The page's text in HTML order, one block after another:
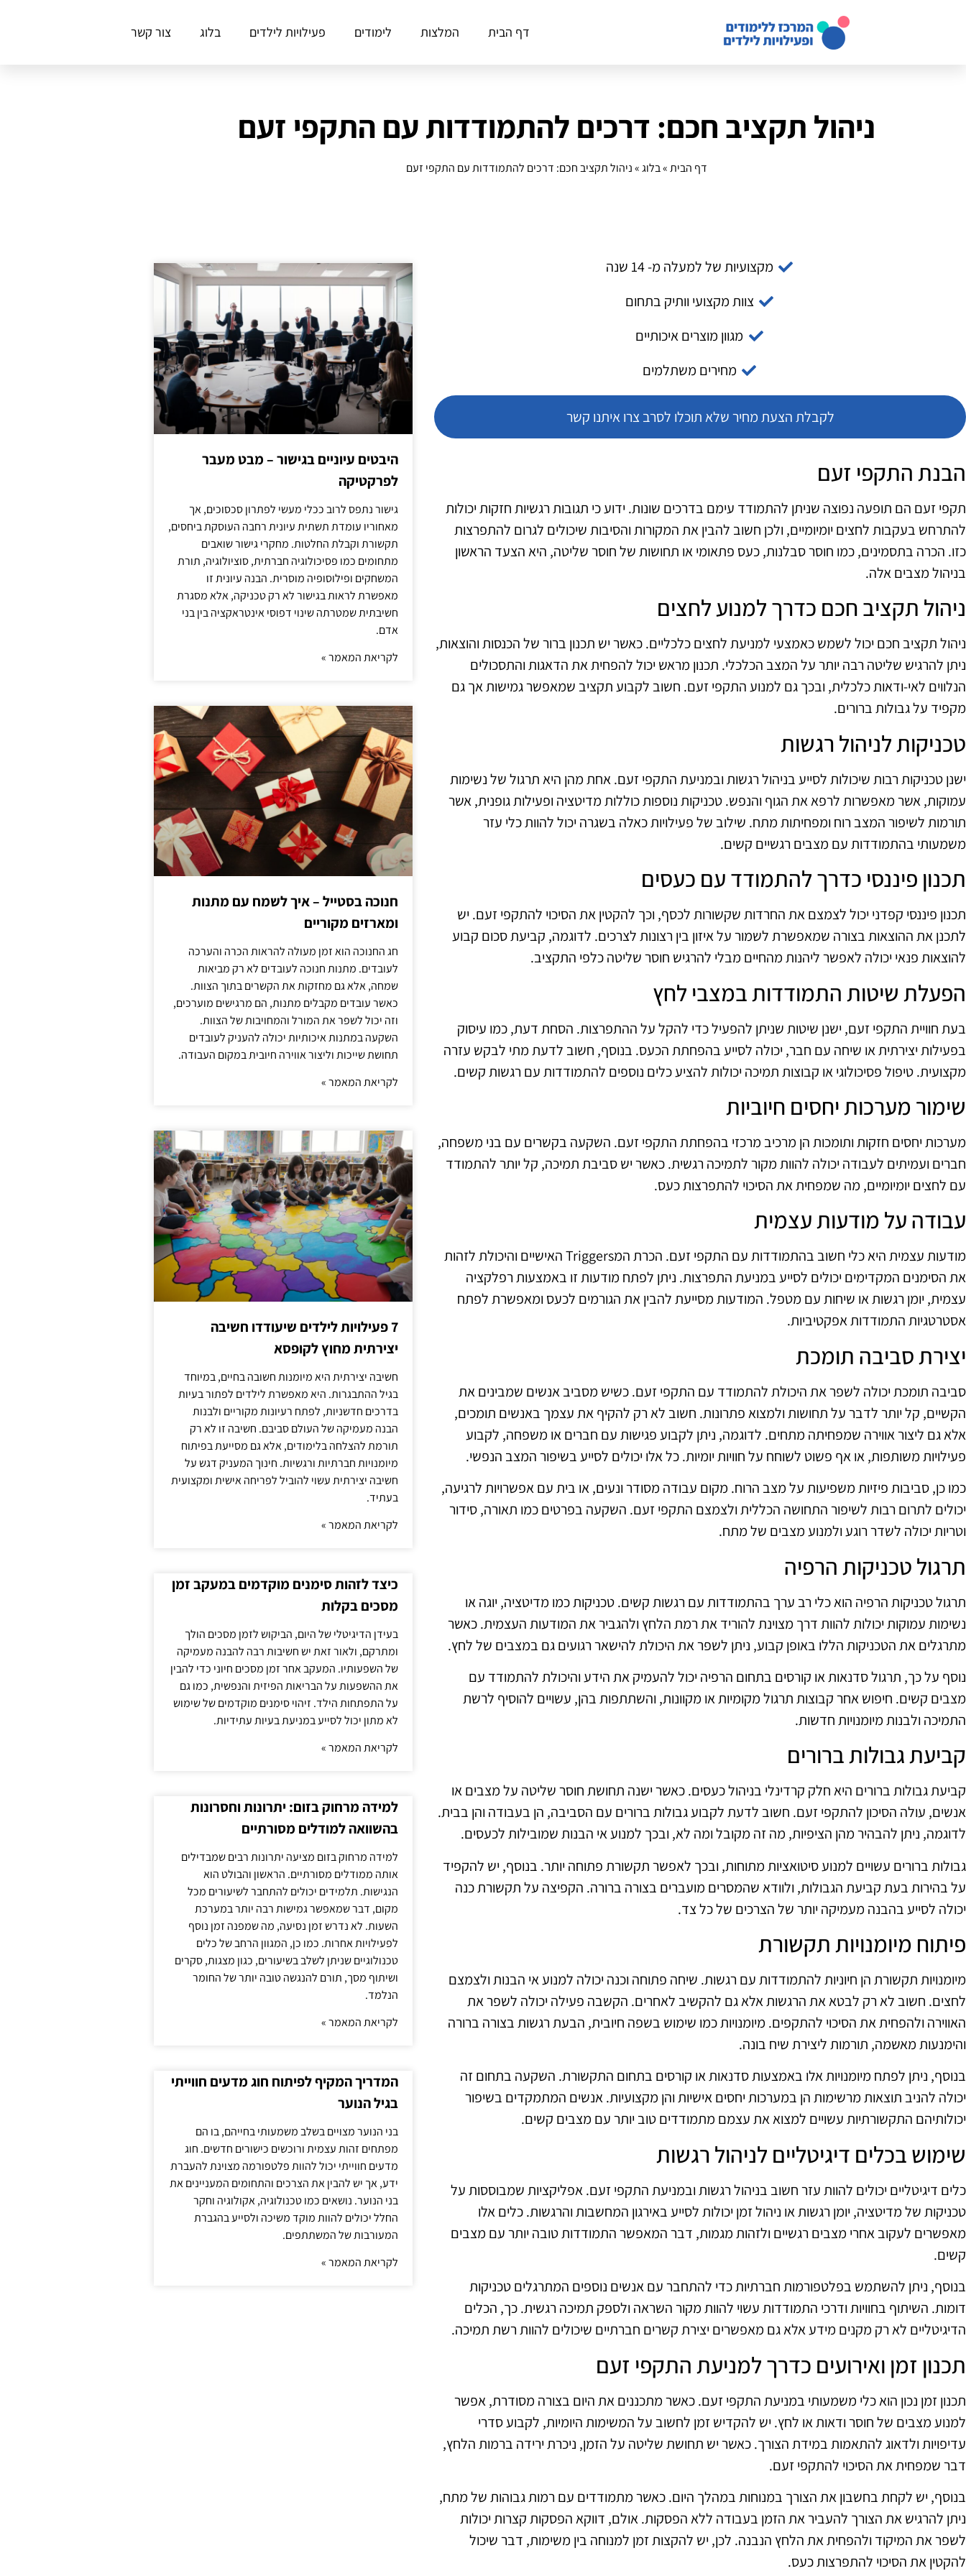
דף הבית המלצות לימודים פעילויות לילדים בלוג צור קשר
ניהול תקציב חכם: דרכים להתמודדות עם התקפי זעם
דף הבית»בלוג»ניהול תקציב חכם: דרכים להתמודדות עם התקפי זעם
מקצועיות של למעלה מ- 14 שנה
צוות מקצועי וותיק בתחום
מגוון מוצרים איכותיים
מחירים משתלמים
לקבלת הצעת מחיר שלא תוכלו לסרב צרו איתנו קשר
הבנת התקפי זעם
תקפי זעם הם תופעה נפוצה שניתן להתמודד עימם בדרכים שונות. ידוע כי תגובות רגשיות חזקות יכולות
להתרחש בעקבות לחצים יומיומיים, ולכן חשוב להבין את המקורות והסיבות שיכולים לגרום להתפרצות
כזו. הכרה בתסמינים, כמו חוסר סבלנות, כעס פתאומי או תחושות של חוסר שליטה, היא הצעד הראשון
בניהול מצבים אלה.
ניהול תקציב חכם כדרך למנוע לחצים
ניהול תקציב חכם יכול לשמש כאמצעי למניעת לחצים כלכליים. כאשר יש תכנון ברור של הכנסות והוצאות,
ניתן להרגיש שליטה רבה יותר על המצב הכלכלי. תכנון מראש יכול להפחית את הדאגות והתסכולים
הנלווים לאי-ודאות כלכלית, ובכך גם למנוע התקפי זעם. חשוב לקבוע תקציב שמאפשר גמישות אך גם
מקפיד על גבולות ברורים.
טכניקות לניהול רגשות
ישנן טכניקות רבות שיכולות לסייע בניהול רגשות ובמניעת התקפי זעם. אחת מהן היא תרגול של נשימות
עמוקות, אשר מאפשרות לרפא את הגוף והנפש. טכניקות נוספות כוללות מדיטציה ופעילות גופנית, אשר
תורמות לשיפור המצב רוח ומפחיתות מתח. שילוב של פעילויות כאלה בשגרה יכול להוות כלי עזר
משמעותי בהתמודדות עם מצבים רגשיים קשים.
תכנון פיננסי כדרך להתמודד עם כעסים
תכנון פיננסי קפדני יכול לצמצם את החרדות שקשורות לכסף, וכך להקטין את הסיכוי להתקפי זעם. יש
לתכנן את ההוצאות בצורה שמאפשרת לשמור על איזון בין רצונות לצרכים. לדוגמה, קביעת סכום קבוע
להוצאות פנאי יכולה לאפשר ליהנות מהחיים מבלי להרגיש חוסר שליטה כלפי התקציב.
הפעלת שיטות התמודדות במצבי לחץ
בעת חוויית התקפי זעם, ישנן שיטות שניתן להפעיל כדי להקל על ההתפרצות. הסחת דעת, כמו עיסוק
בפעילות יצירתית או שיחה עם חבר, יכולה לסייע בהפחתת הכעס. בנוסף, חשוב לדעת מתי לבקש עזרה
מקצועית. טיפול פסיכולוגי או קבוצות תמיכה יכולות להציע כלים נוספים להתמודדות עם רגשות קשים.
שימור מערכות יחסים חיוביות
מערכות יחסים חזקות ותומכות הן מרכיב מרכזי בהפחתת התקפי זעם. השקעה בקשרים עם בני משפחה,
חברים ועמיתים לעבודה יכולה להוות מקור לתמיכה רגשית. כאשר יש סביבת תמיכה, קל יותר להתמודד
עם לחצים יומיומיים, מה שמפחית את הסיכוי להתפרצות כעס.
עבודה על מודעות עצמית
מודעות עצמית היא כלי חשוב בהתמודדות עם התקפי זעם. הכרת המTriggers האישיים והיכולת לזהות
את הסימנים המקדימים יכולים לסייע במניעת התפרצות. ניתן לפתח מודעות זו באמצעות רפלקציה
עצמית, יומן רגשות או שיחות עם מטפל. המודעות מסייעת להבין את הגורמים לכעס ומאפשרת לפתח
אסטרטגיות התמודדות אפקטיביות.
יצירת סביבה תומכת
סביבה תומכת יכולה לשפר את היכולת להתמודד עם התקפי זעם. כשיש מסביב אנשים שמבינים את
הקשיים, קל יותר לדבר על תחושות ולמצוא פתרונות. חשוב לא רק להקיף את עצמך באנשים תומכים,
אלא גם ליצור אווירה שמפחיתה מתחים. לדוגמה, ניתן לקבוע פגישות עם חברים או משפחה, לקבוע
פעילויות משותפות, או אף פשוט לשוחח על חוויות יומיות. כל אלו יכולים לסייע בשיפור המצב הנפשי.
כמו כן, סביבות פיזיות משפיעות על מצב הרוח. מקום עבודה מסודר ונעים, או בית עם אפשרויות לרגיעה,
יכולים לתרום רבות לשיפור התחושה הכללית ולצמצם התקפי זעם. השקעה בפרטים כמו תאורה, סידור
וטריות יכולה לשדר רוגע ולמנוע מצבים של מתח.
תרגול טכניקות הרפיה
תרגול טכניקות הרפיה הוא כלי רב ערך בהתמודדות עם רגשות קשים. טכניקות כמו מדיטציה, יוגה או
נשימות עמוקות יכולות להוות דרך מצוינת להוריד את רמת הלחץ ולהגביר את המודעות העצמית. כאשר
מתרגלים את הטכניקות הללו באופן קבוע, ניתן לשפר את היכולת להישאר רגועים גם במצבים של לחץ.
נוסף על כך, תרגול סדנאות או קורסים בתחום הרפיה יכול להעמיק את הידע והיכולת להתמודד עם
מצבים קשים. חיפוש אחר קבוצות תרגול מקומיות או מקוונות, והשתתפות בהן, עשויים להוסיף לרשת
התמיכה ולבנות מיומנויות חדשות.
קביעת גבולות ברורים
קביעת גבולות ברורים היא חלק קרדינלי בניהול כעסים. כאשר ישנה תחושת חוסר שליטה על מצבים או
אנשים, עולה הסיכון להתקפי זעם. חשוב לדעת לקבוע גבולות ברורים עם הסביבה, הן בעבודה והן בבית.
לדוגמה, ניתן להבהיר מהן הציפיות, מה זה מקובל ומה לא, ובכך למנוע אי הבנות שמובילות לכעסים.
גבולות ברורים עשויים למנוע סיטואציות מתוחות, ובכך לאפשר תקשורת פתוחה יותר. בנוסף, יש להקפיד
על בהירות בעת קביעת הגבולות, ולוודא שהמסרים מועברים בצורה ברורה. הקפיצה על תקשורת כנה
יכולה לסייע בהבנה מעמיקה יותר של הצרכים של כל צד.
פיתוח מיומנויות תקשורת
מיומנויות תקשורת הן חיוניות להתמודדות עם רגשות. שיחה פתוחה וכנה יכולה למנוע אי הבנות ולצמצם
לחצים. חשוב לא רק לבטא את הרגשות אלא גם להקשיב לאחרים. הקשבה פעילה יכולה לשפר את
האווירה ולהפחית את הסיכוי להתקפים. מיומנויות כמו שימוש בשפה חיובית, הבעת רגשות בצורה ברורה
והימנעות מאשמה, תורמות ליצירת שיח בונה.
בנוסף, ניתן לפתח מיומנויות אלו באמצעות סדנאות או קורסים בתחום התקשורת. השקעה בתחום זה
יכולה להניב תוצאות מרשימות הן במערכות יחסים אישיות והן מקצועיות. אנשים המתמקדים בשיפור
יכולותיהם התקשורתיות עשויים למצוא את עצמם מתמודדים טוב יותר עם מצבים קשים.
שימוש בכלים דיגיטליים לניהול רגשות
כלים דיגיטליים יכולים להוות עזר חשוב בניהול רגשות ובמניעת התקפי זעם. אפליקציות שמבוססות על
טכניקות של מדיטציה, יומן רגשות או ניהול זמן יכולות לסייע באירגון המחשבות והרגשות. כלים אלו
מאפשרים לעקוב אחרי מצבים רגשיים ולזהות מגמות, דבר המאפשר התמודדות טובה יותר עם מצבים
קשים.
בנוסף, ניתן להשתמש בפלטפורמות חברתיות כדי להתחבר עם אנשים נוספים המתרגלים טכניקות
דומות. השיתוף בחוויות ודרכי התמודדות עשוי להוות מקור השראה ולספק תמיכה רגשית. כך, הכלים
הדיגיטליים לא רק מקנים מידע אלא גם מאפשרים יצירת קשרים חברתיים שיכולים להוות רשת תמיכה.
תכנון זמן ואירועים כדרך למניעת התקפי זעם
תכנון זמן נכון הוא כלי משמעותי במניעת התקפי זעם. כאשר מתכננים את היום בצורה מסודרת, אפשר
למנוע מצבים של חוסר ודאות או לחץ. יש להקדיש זמן לחשוב על המשימות היומיות, לקבוע סדרי
עדיפויות ולדאוג להתאמות במידת הצורך. כאשר יש תחושת שליטה על הזמן, ניכרת ירידה ברמות הלחץ,
דבר שמפחית את הסיכוי להתקפי זעם.
בנוסף, יש לקחת בחשבון את הצורך במנוחות במהלך היום. כאשר מתמודדים עם רמות גבוהות של מתח,
ניתן להרגיש את הצורך להעביר את הזמן בעבודה ללא הפסקות. אולם, דווקא הפסקות קצרות יכולות
לשפר את המיקוד ולהפחית את הלחץ הנבנה. לכן, יש להקצות זמן למנוחה בין משימות, דבר שיכול
להקטין את הסיכוי להתפרצות כעס.
היבטים עיוניים בגישור – מבט מעבר
לפרקטיקה
גישור נתפס לרוב ככלי מעשי לפתרון סכסוכים, אך
מאחוריו עומדת תשתית עיונית רחבה העוסקת ביחסים,
תקשורת וקבלת החלטות. מחקרי גישור שואבים
מתחומים כמו פסיכולוגיה חברתית, סוציולוגיה, תורת
המשחקים ופילוסופיה מוסרית. הבנה עיונית זו
מאפשרת לראות בגישור לא רק טכניקה, אלא מסגרת
חשיבתית שמטרתה שינוי דפוסי אינטראקציה בין בני
אדם.
לקריאת המאמר »
חנוכה בסטייל – איך לשמח עם מתנות
ומארזים מקוריים
חג החנוכה הוא זמן מעולה להראות הכרה והערכה
לעובדים. מתנות חנוכה לעובדים לא רק מביאות
שמחה, אלא גם מחזקות את הקשרים בתוך הצוות.
כאשר עובדים מקבלים מתנות, הם מרגישים מוערכים,
וזה יכול לשפר את המורל והמחויבות של הצוות.
השקעה במתנות איכותיות יכולה להעניק לעובדים
תחושת שייכות וליצור אווירה חיובית במקום העבודה.
לקריאת המאמר »
7 פעילויות לילדים שיעודדו חשיבה
יצירתית מחוץ לקופסא
חשיבה יצירתית היא מיומנות חשובה בחיים, במיוחד
בגיל ההתבגרות. היא מאפשרת לילדים לפתור בעיות
בדרכים חדשניות, לפתח רעיונות מקוריים ולבנות
הבנה מעמיקה של העולם סביבם. חשיבה זו לא רק
תורמת להצלחה בלימודים, אלא גם מסייעת בפיתוח
מיומנויות חברתיות ורגשיות. חינוך המעניק דגש על
חשיבה יצירתית עשוי להוביל לפריחה אישית ומקצועית
בעתיד.
לקריאת המאמר »
כיצד לזהות סימנים מוקדמים במעקב זמן
מסכים בקלות
בעידן הדיגיטלי של היום, הביקוש לזמן מסכים הולך
ומתרקם, ולאור זאת יש חשיבות רבה להבנה מעמיקה
של השפעותיו. המעקב אחר זמן מסכים חיוני כדי להבין
את ההשפעות על הבריאות הפיזית והנפשית, כמו גם
על התפתחות הילד. זיהוי סימנים מוקדמים של שימוש
לא מתון יכול לסייע במניעת בעיות עתידיות.
לקריאת המאמר »
למידה מרחוק בזום: יתרונות וחסרונות
בהשוואה למודלים מסורתיים
למידה מרחוק בזום מציעה יתרונות רבים שמבדילים
אותה ממודלים מסורתיים. הראשון והבולט הוא
הנגישות. תלמידים יכולים להתחבר לשיעורים מכל
מקום, דבר שמאפשר גמישות רבה יותר במערכת
השעות. לא נדרש זמן נסיעה, מה שמפנה זמן נוסף
לפעילויות אחרות. כמו כן, המגוון הרחב של כלים
טכנולוגיים שניתן לשלב בשיעורים, כגון מצגות, סקרים
ושיתוף מסך, תורם להנגשה טובה יותר של החומר
הנלמד.
לקריאת המאמר »
המדריך המקיף לפיתוח חוג מדעים חווייתי
בגיל הנוער
בני הנוער מצויים בשלב משמעותי בחייהם, בו הם
מפתחים זהות עצמית ורוכשים כישורים חדשים. חוג
מדעים חווייתי יכול להוות פלטפורמה מצוינת להעברת
ידע, אך יש להבין את הצרכים והתחומים המעניינים את
בני הנוער. נושאים כמו טכנולוגיה, אקולוגיה וחקר
החלל יכולים להוות מוקד משיכה ולסייע בהגברת
המעורבות של המשתתפים.
לקריאת המאמר »